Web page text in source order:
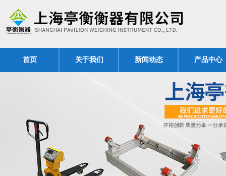
首页 关于我们 新闻动态 产品中心